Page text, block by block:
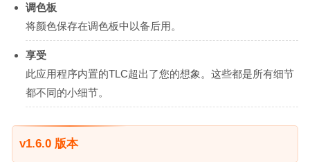
调色板
将颜色保存在调色板中以备后用。
享受
此应用程序内置的TLC超出了您的想象。这些都是所有细节
都不同的小细节。
v1.6.0 版本